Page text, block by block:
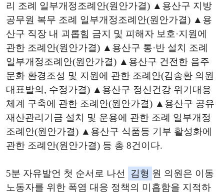
리 조례 일부개정조례안(원안가결) ▲용산구 지방
공무원 복무 조례 일부개정조례안(원안가결) ▲용
산구 직장 내 괴롭힘 금지 및 피해자 보호·지원에
관한 조례안(원안가결) ▲용산구 통·반 설치 조례
일부개정조례안(원안가결) ▲용산구 건전한 음주
문화 환경조성 및 지원에 관한 조례안(김송환 의원
대표발의, 수정가결) ▲용산구 정신건강 위기대응
체계 구축에 관한 조례안(원안가결) ▲용산구 공유
재산관리기금 설치 및 운용에 관한 조례 일부개정
조례안(원안가결) ▲용산구 식품등 기부 활성화에
관한 조례안(원안가결) 등 총 8건이다.
5분 자유발언 첫 순서로 나선 김형 원 의원은 이동
노동자를 위한 폭염 대응 정책의 미흡함을 지적하